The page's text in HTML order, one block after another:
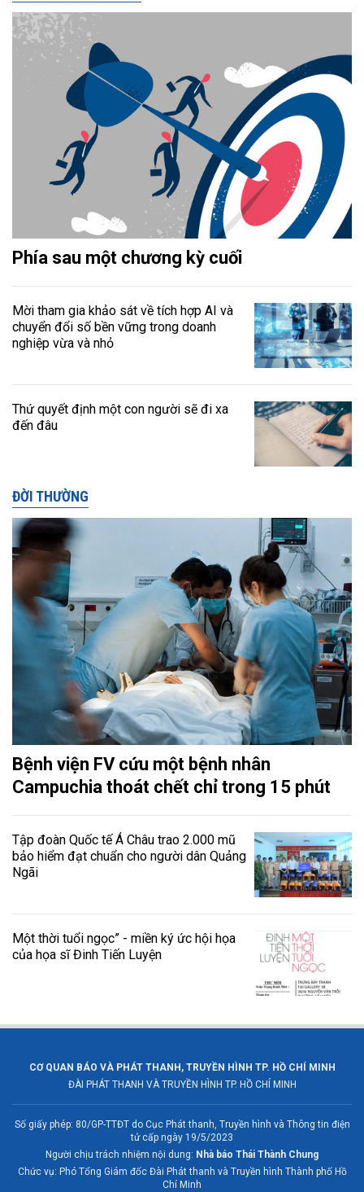
Phía sau một chương kỳ cuối
Mời tham gia khảo sát về tích hợp AI và
chuyển đổi số bền vững trong doanh
nghiệp vừa và nhỏ
Thứ quyết định một con người sẽ đi xa
đến đâu
ĐỜI THƯỜNG
Bệnh viện FV cứu một bệnh nhân
Campuchia thoát chết chỉ trong 15 phút
Tập đoàn Quốc tế Á Châu trao 2.000 mũ
bảo hiểm đạt chuẩn cho người dân Quảng
Ngãi
Một thời tuổi ngọc” - miền ký ức hội họa
của họa sĩ Đinh Tiến Luyện
CƠ QUAN BÁO VÀ PHÁT THANH, TRUYỀN HÌNH TP. HỒ CHÍ MINH
ĐÀI PHÁT THANH VÀ TRUYỀN HÌNH TP. HỒ CHÍ MINH
Số giấy phép: 80/GP-TTĐT do Cục Phát thanh, Truyền hình và Thông tin điện
tử cấp ngày 19/5/2023
Người chịu trách nhiệm nội dung: Nhà báo Thái Thành Chung
Chức vụ: Phó Tổng Giám đốc Đài Phát thanh và Truyền hình Thành phố Hồ
Chí Minh